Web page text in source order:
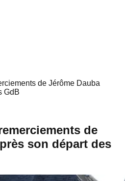
de Jérôme Dauba
GdB
de
son départ des